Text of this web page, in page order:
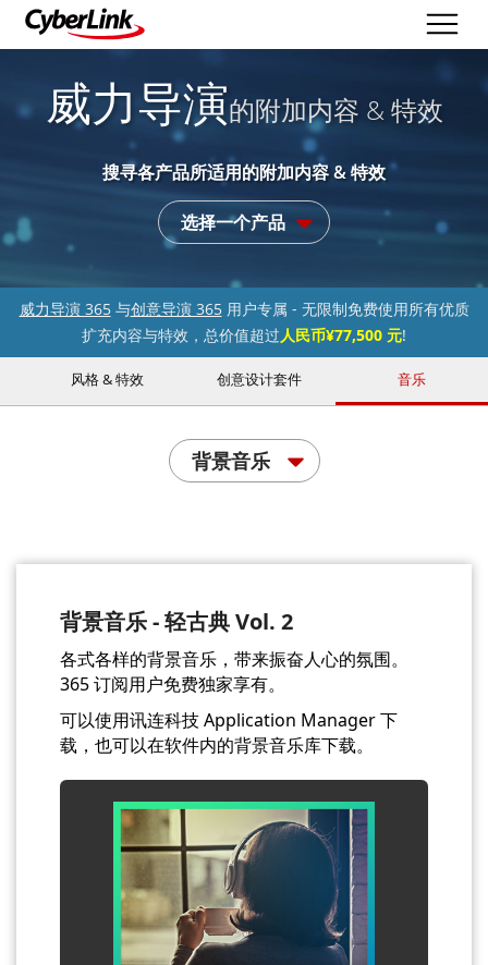
威力导演的附加内容 & 特效
搜寻各产品所适用的附加内容 & 特效
选择一个产品
威力导演 365与创意导演 365用户专属 - 无限制免费使用所有优质
扩充内容与特效，总价值超过人民币¥77,500 元!
风格 & 特效 创意设计套件 音乐
背景音乐
背景音乐 - 轻古典 Vol. 2
各式各样的背景音乐，带来振奋人心的氛围。
365 订阅用户免费独家享有。
可以使用讯连科技 Application Manager 下
载，也可以在软件内的背景音乐库下载。